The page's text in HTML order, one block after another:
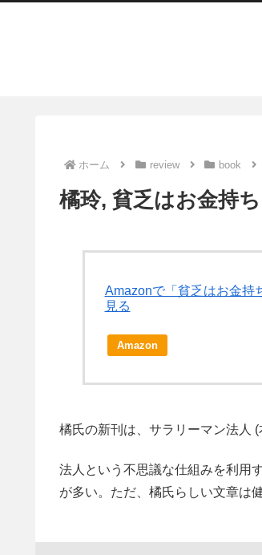
ホーム review book
橘玲, 貧乏はお金持
Amazonで「貧乏はお金持
見る
Amazon
橘氏の新刊は、サラリーマン法人
法人という不思議な仕組みを利用
が多い。ただ、橘氏らしい文章は